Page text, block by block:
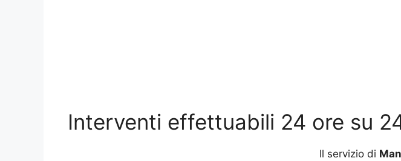
Interventi effettuabili 24 ore su
Il servizio di